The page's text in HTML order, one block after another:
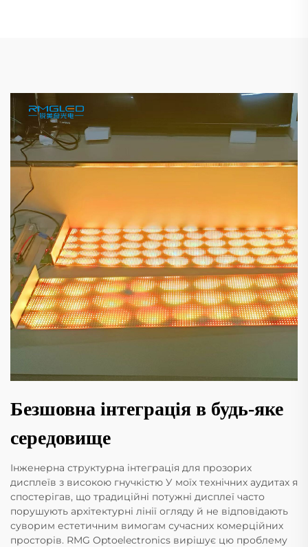
Безшовна інтеграція в будь-яке
середовище
Інженерна структурна інтеграція для прозорих
дисплеїв з високою гнучкістю У моїх технічних аудитах я
спостерігав, що традиційні потужні дисплеї часто
порушують архітектурні лінії огляду й не відповідають
суворим естетичним вимогам сучасних комерційних
просторів. RMG Optoelectronics вирішує цю проблему